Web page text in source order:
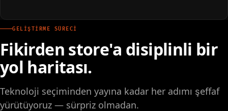
GELIŞTIRME SÜRECI
Fikirden store'a disiplinli bir
yol haritası.
Teknoloji seçiminden yayına kadar her adımı şeffaf
yürütüyoruz — sürpriz olmadan.